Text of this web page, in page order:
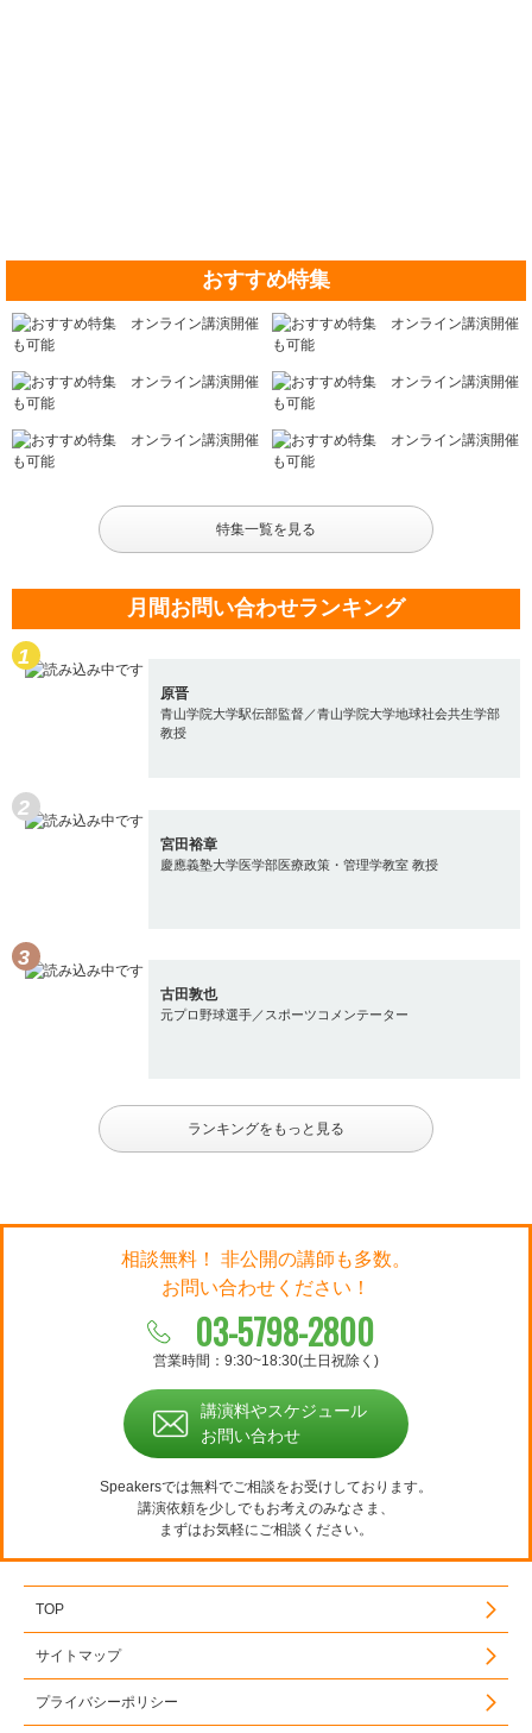
おすすめ特集
特集一覧を見る
月間お問い合わせランキング
原晋
青山学院大学駅伝部監督／青山学院大学地球社会共生学部
教授
宮田裕章
慶應義塾大学医学部医療政策・管理学教室 教授
古田敦也
元プロ野球選手／スポーツコメンテーター
ランキングをもっと見る
相談無料！ 非公開の講師も多数。
お問い合わせください！
03-5798-2800
営業時間：9:30~18:30(土日祝除く)
講演料やスケジュール
お問い合わせ
Speakersでは無料でご相談をお受けしております。
講演依頼を少しでもお考えのみなさま、
まずはお気軽にご相談ください。
TOP
サイトマップ
プライバシーポリシー